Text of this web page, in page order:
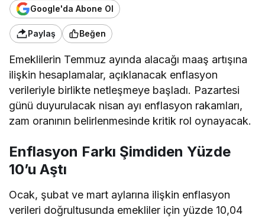
Google'da Abone Ol
Paylaş Beğen
Emeklilerin Temmuz ayında alacağı maaş artışına
ilişkin hesaplamalar, açıklanacak enflasyon
verileriyle birlikte netleşmeye başladı. Pazartesi
günü duyurulacak nisan ayı enflasyon rakamları,
zam oranının belirlenmesinde kritik rol oynayacak.
Enflasyon Farkı Şimdiden Yüzde
10’u Aştı
Ocak, şubat ve mart aylarına ilişkin enflasyon
verileri doğrultusunda emekliler için yüzde 10,04